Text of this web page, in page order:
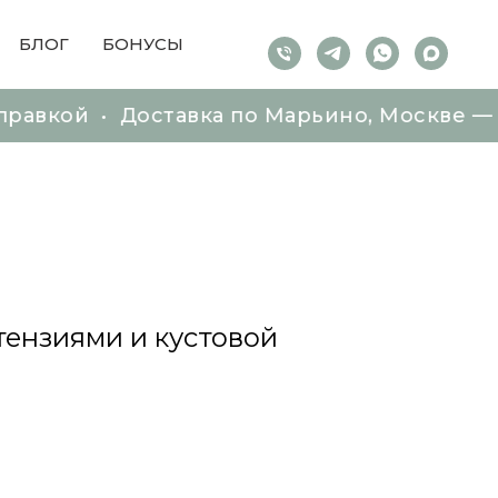
Доставка по Марьино, Москве — от 50
Доставка по Марьино, Москве — от 50
БЛОГ БОНУСЫ
и кустовой